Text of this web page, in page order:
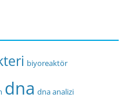
biyoreaktör
dna dna analizi